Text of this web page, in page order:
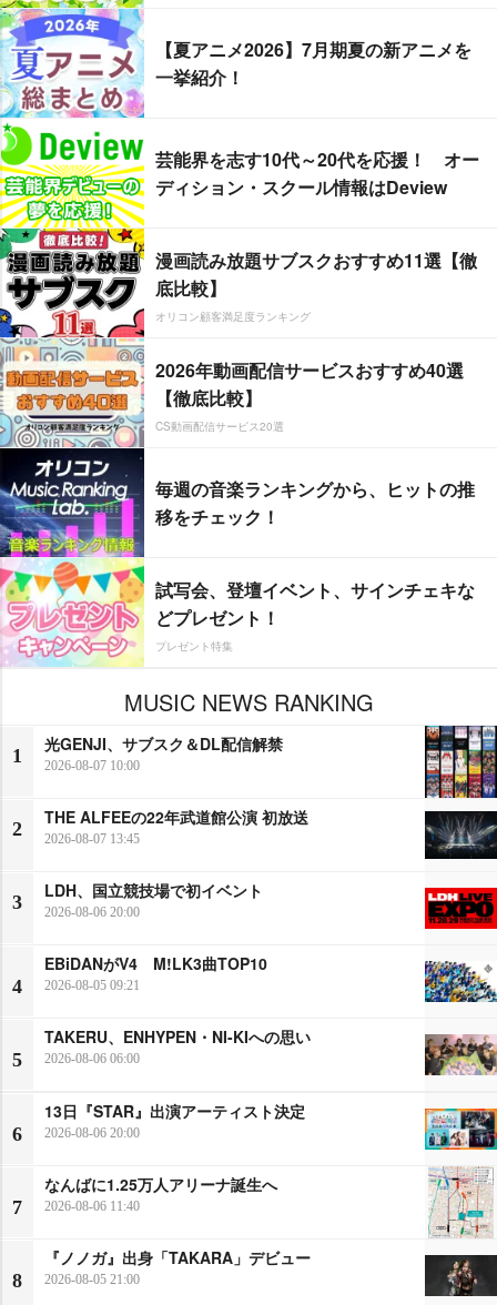
【夏アニメ2026】7月期夏の新アニメを
一挙紹介！
芸能界を志す10代～20代を応援！ オー
ディション・スクール情報はDeview
漫画読み放題サブスクおすすめ11選【徹
底比較】
オリコン顧客満足度ランキング
2026年動画配信サービスおすすめ40選
【徹底比較】
CS動画配信サービス20選
毎週の音楽ランキングから、ヒットの推
移をチェック！
試写会、登壇イベント、サインチェキな
どプレゼント！
プレゼント特集
MUSIC NEWS RANKING
1
光GENJI、サブスク＆DL配信解禁
2026-08-07 10:00
2
THE ALFEEの22年武道館公演 初放送
2026-08-07 13:45
3
LDH、国立競技場で初イベント
2026-08-06 20:00
4
EBiDANがV4 M!LK3曲TOP10
2026-08-05 09:21
5
TAKERU、ENHYPEN・NI-KIへの思い
2026-08-06 06:00
6
13日『STAR』出演アーティスト決定
2026-08-06 20:00
7
なんばに1.25万人アリーナ誕生へ
2026-08-06 11:40
8
『ノノガ』出身「TAKARA」デビュー
2026-08-05 21:00